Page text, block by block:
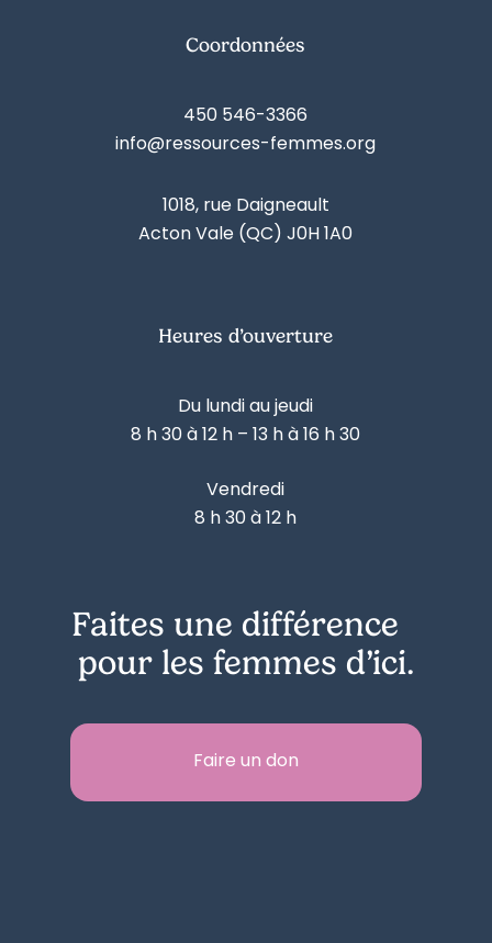
Coordonnées
450 546-3366
info@ressources-femmes.org
1018, rue Daigneault
Acton Vale (QC) J0H 1A0
Heures d’ouverture
Du lundi au jeudi
8 h 30 à 12 h – 13 h à 16 h 30
Vendredi
8 h 30 à 12 h
Faites une différence
pour les femmes d’ici.
Faire un don